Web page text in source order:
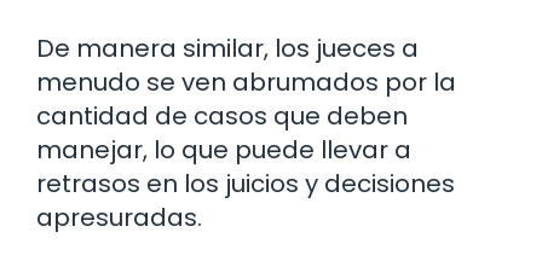
De manera similar, los jueces a
menudo se ven abrumados por la
cantidad de casos que deben
manejar, lo que puede llevar a
retrasos en los juicios y decisiones
apresuradas.